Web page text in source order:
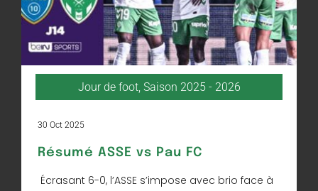
Jour de foot, Saison 2025 - 2026
30 Oct 2025
Résumé ASSE vs Pau FC
Écrasant 6-0, l’ASSE s’impose avec brio face à